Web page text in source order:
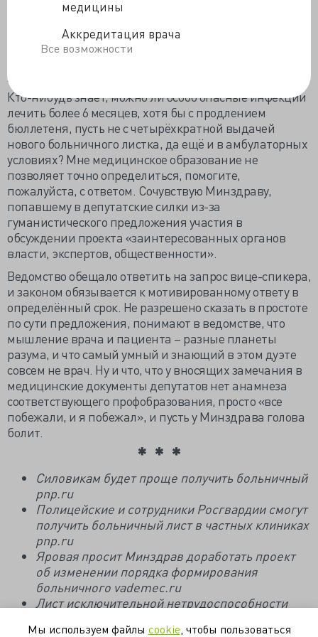
медицины
Аккредитация врача
Все возможности
учитывает ряд ситуаций, напрямую затрагивающих
вопросы санитарно-эпидемиологического
благополучия и доступности медицинской помощи,
создаёт риски и требует своего правильного
Кто-нибудь знает, можно ли особо опасные инфекции
лечить более 6 месяцев, хотя бы с продлением
бюллетеня, пусть не с четырёхкратной выдачей
нового больничного листка, да ещё и в амбулаторных
условиях? Мне медицинское образование не
позволяет точно определиться, помогите,
пожалуйста, с ответом. Сочувствую Минздраву,
попавшему в депутатские силки из-за
гуманистического предложения участия в
обсуждении проекта «заинтересованных органов
власти, экспертов, общественности».
Ведомство обещало ответить на запрос вице-спикера,
и законом обязывается к мотивированному ответу в
определённый срок. Не разрешено сказать в простоте
по сути предложения, понимают в ведомстве, что
мышление врача и пациента – разные планеты
разума, и что самый умный и знающий в этом дуэте
совсем не врач. Ну и что, что у вносящих замечания в
медицинские документы депутатов нет анамнеза
соответствующего профобразования, просто «все
побежали, и я побежал», и пусть у Минздрава голова
болит.
Силовикам будет проще получить больничный
pnp.ru
Полицейские и сотрудники Росгвардии смогут
получить больничный лист в частных клиниках
pnp.ru
Яровая просит Минздрав доработать проект
об изменении порядка формирования
больничного vademec.ru
Лист исключительной нетрудоспособности
Мы используем файлы cookie , чтобы пользоваться